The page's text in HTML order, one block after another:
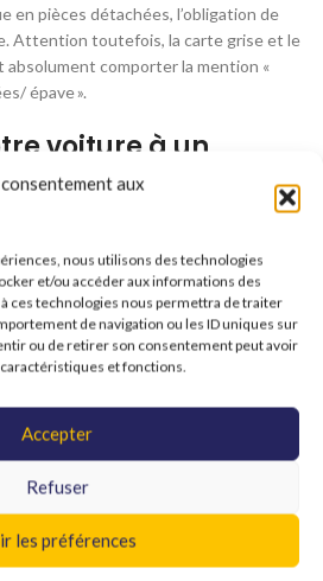
aux
nous utilisons des technologies
et/ou accéder aux informations des
ces technologies nous permettra de traiter
de navigation ou les ID uniques sur
ou de retirer son consentement peut avoir
et fonctions.
Accepter
Refuser
les préférences
en pièces détachées, l’obligation de
Attention toutefois, la carte grise et le
comporter la mention «
épave ».
voiture à un
à un garage ou à un concessionnaire, le
en vente.
plus sur le contrôle technique ?
lire ma vignette de contrôle
sur « Les principaux motifs de contre-
visite »